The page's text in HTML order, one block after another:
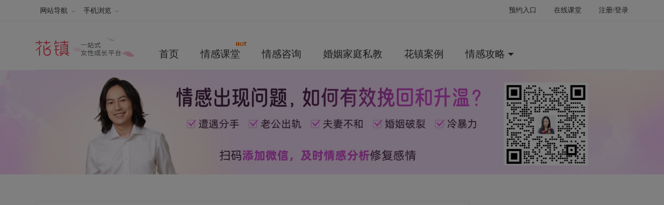
预约入口 在线课堂 注册/登录
网站导航 手机浏览
首页 情感课堂 情感咨询 婚姻家庭私教 花镇案例 情感攻略